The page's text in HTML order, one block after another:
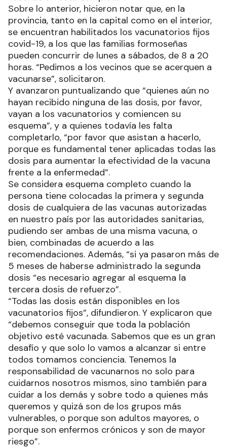
Sobre lo anterior, hicieron notar que, en la
provincia, tanto en la capital como en el interior,
se encuentran habilitados los vacunatorios fijos
covid-19, a los que las familias formoseñas
pueden concurrir de lunes a sábados, de 8 a 20
horas. “Pedimos a los vecinos que se acerquen a
vacunarse”, solicitaron.
Y avanzaron puntualizando que “quienes aún no
hayan recibido ninguna de las dosis, por favor,
vayan a los vacunatorios y comiencen su
esquema”, y a quienes todavía les falta
completarlo, “por favor que asistan a hacerlo,
porque es fundamental tener aplicadas todas las
dosis para aumentar la efectividad de la vacuna
frente a la enfermedad”.
Se considera esquema completo cuando la
persona tiene colocadas la primera y segunda
dosis de cualquiera de las vacunas autorizadas
en nuestro país por las autoridades sanitarias,
pudiendo ser ambas de una misma vacuna, o
bien, combinadas de acuerdo a las
recomendaciones. Además, “si ya pasaron más de
5 meses de haberse administrado la segunda
dosis “es necesario agregar al esquema la
tercera dosis de refuerzo”.
“Todas las dosis están disponibles en los
vacunatorios fijos”, difundieron. Y explicaron que
“debemos conseguir que toda la población
objetivo esté vacunada. Sabemos que es un gran
desafío y que solo lo vamos a alcanzar si entre
todos tomamos conciencia. Tenemos la
responsabilidad de vacunarnos no solo para
cuidarnos nosotros mismos, sino también para
cuidar a los demás y sobre todo a quienes más
queremos y quizá son de los grupos más
vulnerables, o porque son adultos mayores, o
porque son enfermos crónicos y son de mayor
riesgo”.